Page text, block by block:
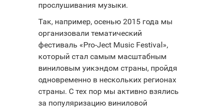
прослушивания музыки.
Так, например, осенью 2015 года мы
организовали тематический
фестиваль «Pro-Ject Music Festival»,
который стал самым масштабным
виниловым уикэндом страны, пройдя
одновременно в нескольких регионах
страны. С тех пор мы активно взялись
за популяризацию виниловой